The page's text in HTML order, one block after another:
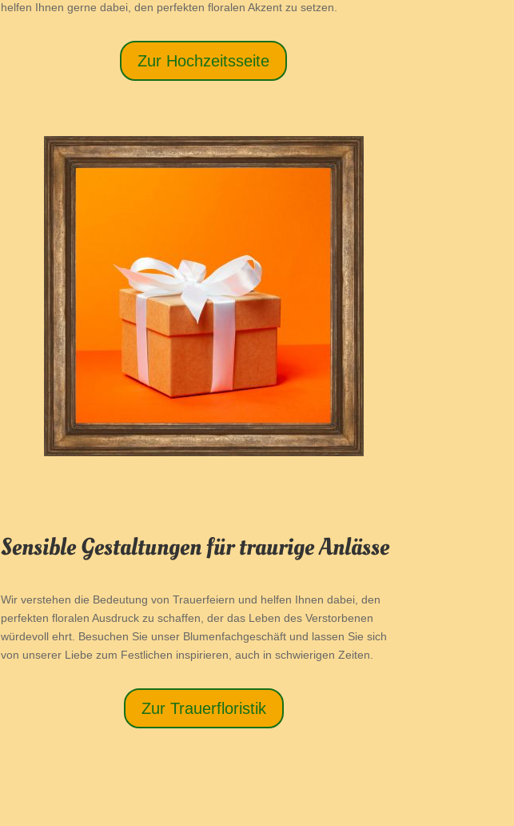
helfen Ihnen gerne dabei, den perfekten floralen Akzent zu setzen.
Zur Hochzeitsseite
Sensible Gestaltungen für traurige Anlässe
Wir verstehen die Bedeutung von Trauerfeiern und helfen Ihnen dabei, den
perfekten floralen Ausdruck zu schaffen, der das Leben des Verstorbenen
würdevoll ehrt. Besuchen Sie unser Blumenfachgeschäft und lassen Sie sich
von unserer Liebe zum Festlichen inspirieren, auch in schwierigen Zeiten.
Zur Trauerfloristik